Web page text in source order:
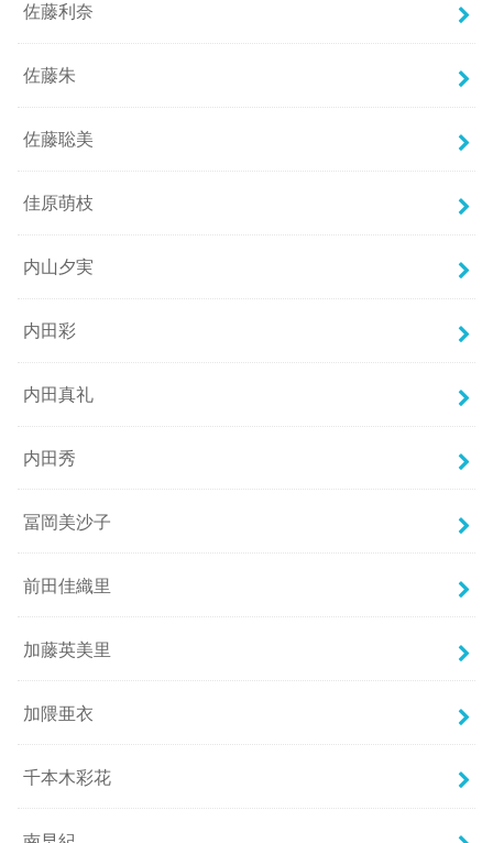
佐藤利奈
佐藤朱
佐藤聡美
佳原萌枝
内山夕実
内田彩
内田真礼
内田秀
冨岡美沙子
前田佳織里
加藤英美里
加隈亜衣
千本木彩花